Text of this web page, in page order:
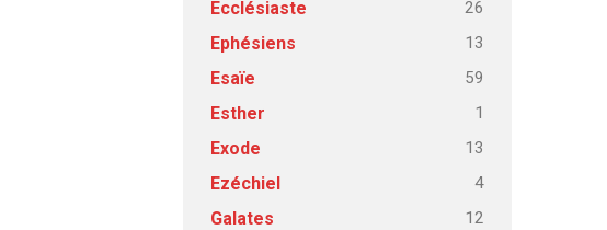
Ecclésiaste 26
Ephésiens 13
Esaïe 59
Esther 1
Exode 13
Ezéchiel 4
Galates 12